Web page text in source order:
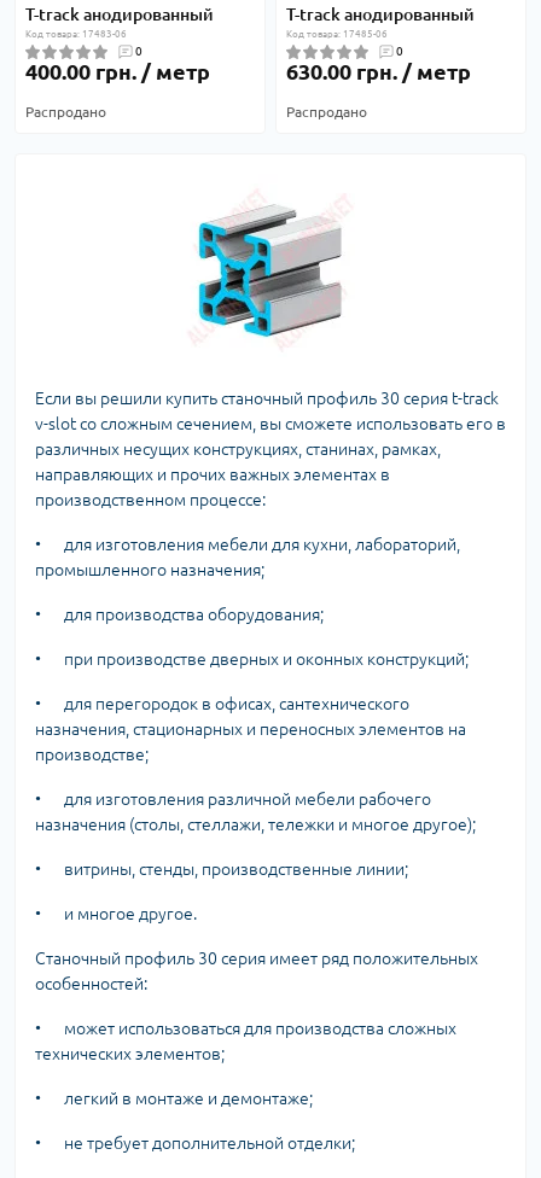
T-track анодированный
Код товара: 17483-06
0
400.00 грн. / метр
Распродано
T-track анодированный
Код товара: 17485-06
0
630.00 грн. / метр
Распродано
Если вы решили купить станочный профиль 30 серия t-track
v-slot со сложным сечением, вы сможете использовать его в
различных несущих конструкциях, станинах, рамках,
направляющих и прочих важных элементах в
производственном процессе:
•
для изготовления мебели для кухни, лабораторий,
промышленного назначения;
• для производства оборудования;
• при производстве дверных и оконных конструкций;
•
для перегородок в офисах, сантехнического
назначения, стационарных и переносных элементов на
производстве;
•
для изготовления различной мебели рабочего
назначения (столы, стеллажи, тележки и многое другое);
• витрины, стенды, производственные линии;
• и многое другое.
Станочный профиль 30 серия имеет ряд положительных
особенностей:
•
может использоваться для производства сложных
технических элементов;
• легкий в монтаже и демонтаже;
• не требует дополнительной отделки;